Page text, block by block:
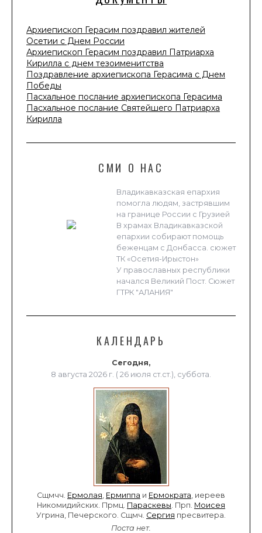
Архиепископ Герасим поздравил жителей
Осетии с Днем России
Архиепископ Герасим поздравил Патриарха
Кирилла с днем тезоименитства
Поздравление архиепископа Герасима с Днем
Победы
Пасхальное послание архиепископа Герасима
Пасхальное послание Святейшего Патриарха
Кирилла
СМИ О НАС
Владикавказская епархия
помогла людям, застрявшим
на границе России с Грузией
В храмах Владикавказской
епархии собирают помощь
беженцам с Донбасса. сюжет
ТК «Осетия-Ирыстон»
У православных республики
начался Великий Пост. Сюжет
ГТРК "АЛАНИЯ"
КАЛЕНДАРЬ
Сегодня,
8 августа 2026 г. ( 26 июля ст.ст.), суббота.
Сщмчч. Ермолая Ермиппа и Ермократа , иереев
Никомидийских. Прмц. Параскевы . Прп. Моисея
Угрина, Печерского. Сщмч. Сергия пресвитера.
Поста нет.